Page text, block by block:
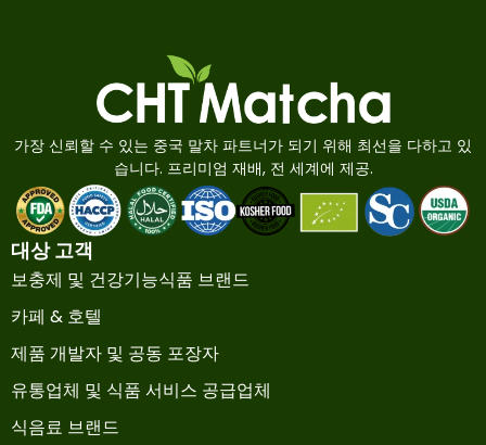
가장 신뢰할 수 있는 중국 말차 파트너가 되기 위해 최선을 다하고 있
습니다. 프리미엄 재배, 전 세계에 제공.
대상 고객
보충제 및 건강기능식품 브랜드
카페 & 호텔
제품 개발자 및 공동 포장자
유통업체 및 식품 서비스 공급업체
식음료 브랜드